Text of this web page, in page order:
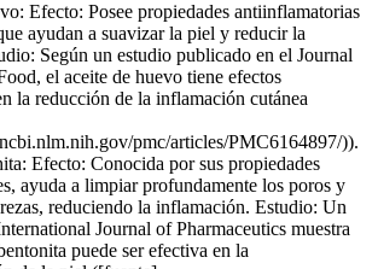
Efecto: Posee propiedades antiinflamatorias
ayudan a suavizar la piel y reducir la
Según un estudio publicado en el Journal
el aceite de huevo tiene efectos
la reducción de la inflamación cutánea
pmc/articles/PMC6164897/)).
Efecto: Conocida por sus propiedades
ayuda a limpiar profundamente los poros y
reduciendo la inflamación. Estudio: Un
Journal of Pharmaceutics muestra
puede ser efectiva en la